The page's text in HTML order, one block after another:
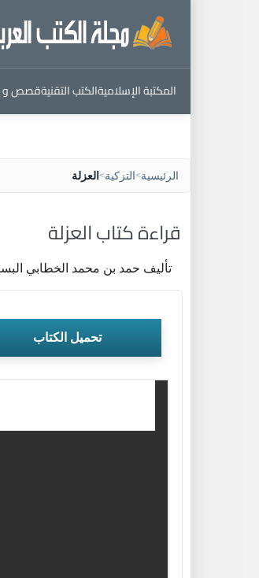
المكتبة الإسلاميةالكتب التقنيةقصص و
الرئيسية>التزكية> العزلة
قراءة كتاب العزلة
تأليف حمد بن محمد الخطابي
تحميل الكتاب